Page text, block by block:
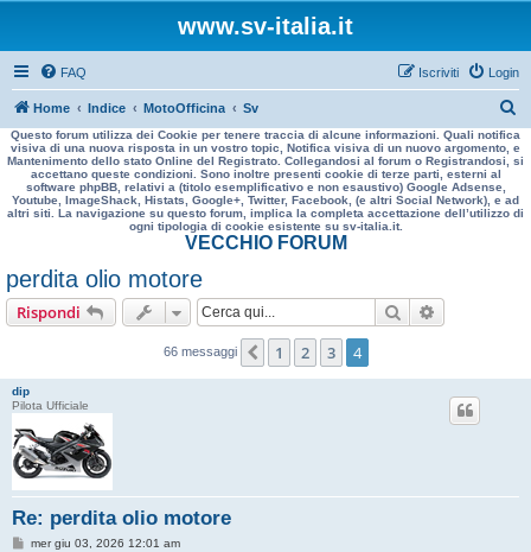
www.sv-italia.it
FAQ Login
Iscriviti
Home Indice MotoOfficina Sv
e
r
a
Questo forum utilizza dei Cookie per tenere traccia di alcune informazioni. Quali notifica
visiva di una nuova risposta in un vostro topic, Notifica visiva di un nuovo argomento, e
Mantenimento dello stato Online del Registrato. Collegandosi al forum o Registrandosi, si
accettano queste condizioni. Sono inoltre presenti cookie di terze parti, esterni al
software phpBB, relativi a (titolo esemplificativo e non esaustivo) Google Adsense,
Youtube, ImageShack, Histats, Google+, Twitter, Facebook, (e altri Social Network), e ad
altri siti. La navigazione su questo forum, implica la completa accettazione dell’utilizzo di
ogni tipologia di cookie esistente su sv-italia.it.
VECCHIO FORUM
perdita olio motore
Rispondi Cerca
66 messaggi Precedente
1 2 3 4
dip
Pilota Ufficiale
Re: perdita olio motore
Mmer giu 03, 2026 12:01 am